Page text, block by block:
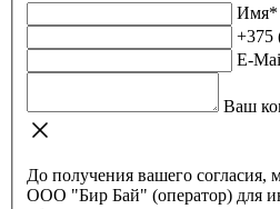
Имя*
E-
До получения вашего
ООО "Бир Бай" (оператор) для